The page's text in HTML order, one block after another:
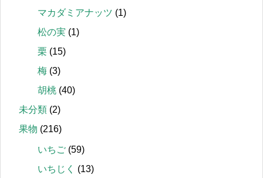
マカダミアナッツ (1)
松の実 (1)
栗 (15)
梅 (3)
胡桃 (40)
未分類 (2)
果物 (216)
いちご (59)
いちじく
(13)